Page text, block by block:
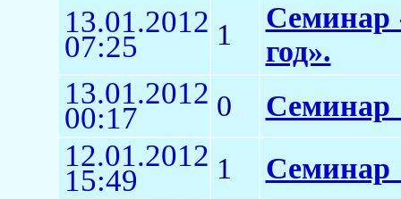
13.01.2012
07:25 1
Семинар
год».
13.01.2012
00:17 0 Семинар
12.01.2012
15:49 1 Семинар